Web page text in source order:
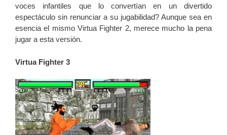
voces infantiles que lo convertían en un divertido
espectáculo sin renunciar a su jugabilidad? Aunque sea en
esencia el mismo Virtua Fighter 2, merece mucho la pena
jugar a esta versión.
Virtua Fighter 3